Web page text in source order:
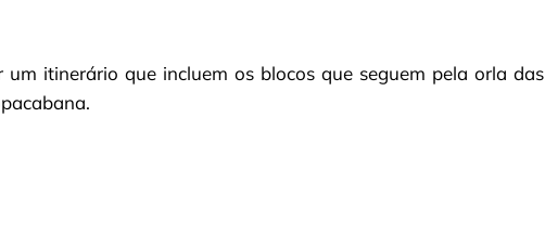
itinerário que incluem os blocos que seguem pela orla das